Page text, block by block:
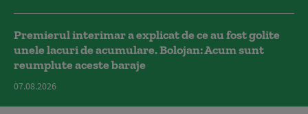
Premierul interimar a explicat de ce au fost golite
unele lacuri de acumulare. Bolojan: Acum sunt
reumplute aceste baraje
07.08.2026